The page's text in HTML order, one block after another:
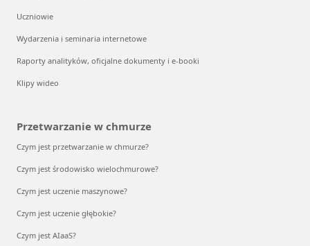
Uczniowie
Wydarzenia i seminaria internetowe
Raporty analityków, oficjalne dokumenty i e-booki
Klipy wideo
Przetwarzanie w chmurze
Czym jest przetwarzanie w chmurze?
Czym jest środowisko wielochmurowe?
Czym jest uczenie maszynowe?
Czym jest uczenie głębokie?
Czym jest AIaaS?